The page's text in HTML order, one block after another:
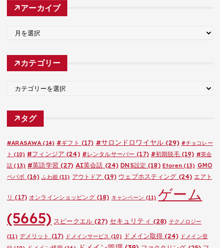
アーカイブ
カ
カテゴリー
ゴ
タグ
#ARASAWA (14) #ギフト (17) #サロンドロワイヤル(29) #チョコレー
ト (10) #フィンジア (24) #レンタルサーバー (17) #初期脱毛(19) #英会
話 (13) #英語学習 (27) AI英会話 (24) DNS設定 (18) Etoren(13) GMO
ペパボ (16) ふわ姫(11) アウトドア (19) ウェブホスティング (24) エアト
リ (17) オンラインショッピング(18) キャンペーン (11) ゲーム
(5665) スピークエル(27) セキュリティ (28) テクノロジー
(11) デメリット (17) ドメインサービス (10) ドメイン取得 (24) ドメイン登